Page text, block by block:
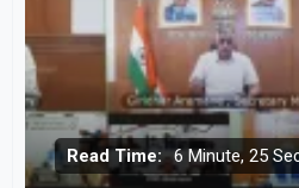
Read Time: 6 Minute, 25